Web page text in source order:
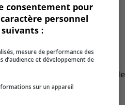
de direction.
siège de vice-président a
Brossard.
de Longueuil, alors la Ville
consentement pour
personnel
:
mesure de performance des
d’audience et développement de
sur un appareil